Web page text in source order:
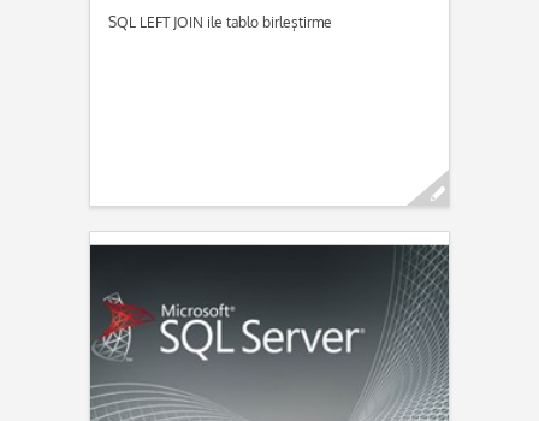
SQL LEFT JOIN ile tablo birleştirme